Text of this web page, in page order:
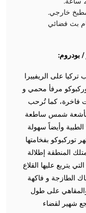
بث فضائي
بودروم:
على الريفييرا
مرفأ محمي و
فاخرة، كما تُرحب
بأشعة شمس ساطعة
وأيضاً سهولة
توركبوكو بفخامتها
المنطقة إطلالة
يتربع عليها القلاع
الطازجة و فاكهة
على طول
شهير لقضاء